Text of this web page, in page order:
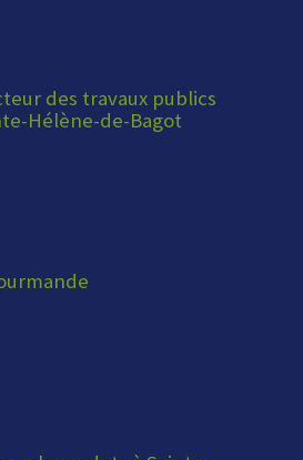
des travaux publics
Hélène-de-Bagot